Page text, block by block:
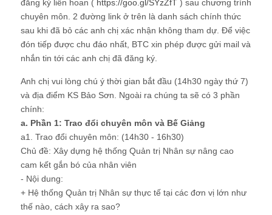
đăng ký liên hoan ( https://goo.gl/SYzZfT ) sau chương trình
chuyên môn. 2 đường link ở trên là danh sách chính thức
sau khi đã bỏ các anh chị xác nhận không tham dự. Để việc
đón tiếp được chu đáo nhất, BTC xin phép được gửi mail và
nhắn tin tới các anh chị đã đăng ký.
Anh chị vui lòng chú ý thời gian bắt đầu (14h30 ngày thứ 7)
và địa điểm KS Bảo Sơn. Ngoài ra chúng ta sẽ có 3 phần
chính:
a. Phần 1: Trao đổi chuyên môn và Bế Giảng
a1. Trao đổi chuyên môn: (14h30 - 16h30)
Chủ đề: Xây dựng hệ thống Quản trị Nhân sự nâng cao
cam kết gắn bó của nhân viên
- Nội dung:
+ Hệ thống Quản trị Nhân sự thực tế tại các đơn vị lớn như
thế nào, cách xây ra sao?